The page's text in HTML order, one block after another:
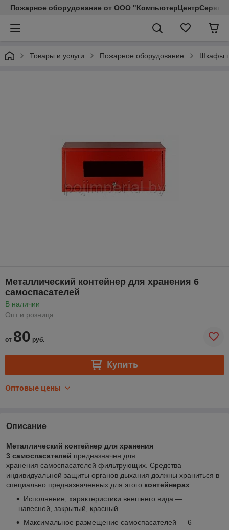
Пожарное оборудование от ООО "КомпьютерЦентрСервис
Товары и услуги Пожарное оборудование Шкафы
Металлический контейнер для хранения 6
самоспасателей
В наличии
Опт и розница
от 80 руб.
Купить
Оптовые цены
Описание
Металлический контейнер для хранения
3 самоспасателей предназначен для
хранения самоспасателей фильтрующих. Средства
индивидуальной защиты органов дыхания должны храниться в
специально предназначенных для этого контейнерах
Исполнение, характеристики внешнего вида ―
навесной, закрытый, красный
Максимальное размещение самоспасателей ― 6